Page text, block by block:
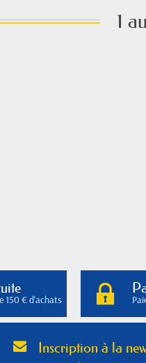
1
150 € d'achats
Inscription à la